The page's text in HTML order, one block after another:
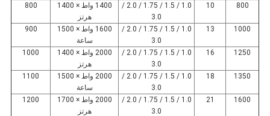
800
10
1.0 / 1.5 / 1.75 / 2.0 /
3.0
1400 واط × 1400
هرتز
800
1000
13
1.0 / 1.5 / 1.75 / 2.0 /
3.0
1600 واط × 1500
ساعة
900
1250
16
1.0 / 1.5 / 1.75 / 2.0 /
3.0
2000 واط × 1400
هرتز
1000
1350
18
1.0 / 1.5 / 1.75 / 2.0 /
3.0
2000 واط × 1500
ساعة
1100
1600
21
1.0 / 1.5 / 1.75 / 2.0 /
3.0
2000 واط × 1700
هرتز
1200